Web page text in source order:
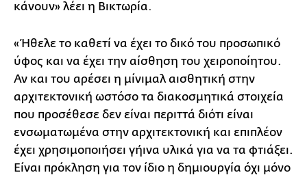
κάνουν» λέει η Βικτωρία.
«Ήθελε το καθετί να έχει το δικό του προσωπικό
ύφος και να έχει την αίσθηση του χειροποίητου.
Αν και του αρέσει η μίνιμαλ αισθητική στην
αρχιτεκτονική ωστόσο τα διακοσμητικά στοιχεία
που προσέθεσε δεν είναι περιττά διότι είναι
ενσωματωμένα στην αρχιτεκτονική και επιπλέον
έχει χρησιμοποιήσει γήινα υλικά για να τα φτιάξει.
Είναι πρόκληση για τον ίδιο η δημιουργία όχι μόνο